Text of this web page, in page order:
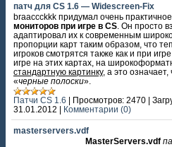
патч для CS 1.6 — Widescreen-Fix
braaccckkk придумал очень практичное
мониторов при игре в CS . Он просто
адаптировал их к современным
пропорции карт таким образом, что
игроков смотрятся также как и при
игре на этих картах, на
стандартную картинку, а это
«черные полоски».
Патчи CS 1.6 | Просмотров: 2470 |
31.01.2012 | Комментарии (0)
masterservers.vdf
MasterServers.vdf